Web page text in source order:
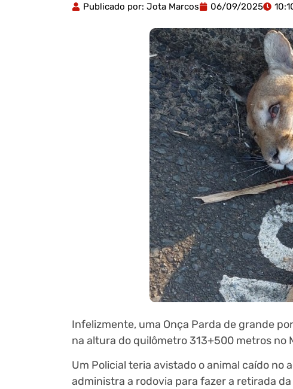
Publicado por: Jota Marcos 06/09/2025
Infelizmente, uma Onça Parda de grande
na altura do quilômetro 313+500 metros no
Um Policial teria avistado o animal caído
administra a rodovia para fazer a retirada